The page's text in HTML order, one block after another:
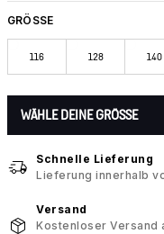
GRÖSSE
116 128 140
WÄHLE DEINE GRÖSSE
Schnelle Lieferung
Lieferung innerhalb
Versand
Kostenloser Versand